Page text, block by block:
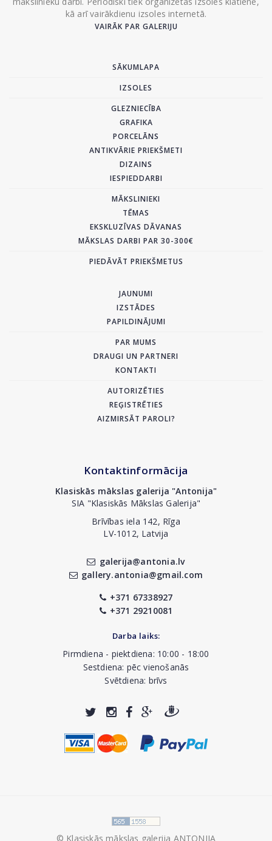
kā arī vairākdienu izsoles internetā.
VAIRĀK PAR GALERIJU
SĀKUMLAPA
IZSOLES
GLEZNIECĪBA
GRAFIKA
PORCELĀNS
ANTIKVĀRIE PRIEKŠMETI
DIZAINS
IESPIEDDARBI
MĀKSLINIEKI
TĒMAS
EKSKLUZĪVAS DĀVANAS
MĀKSLAS DARBI PAR 30-300€
PIEDĀVĀT PRIEKŠMETUS
JAUNUMI
IZSTĀDES
PAPILDINĀJUMI
PAR MUMS
DRAUGI UN PARTNERI
KONTAKTI
AUTORIZĒTIES
REĢISTRĒTIES
AIZMIRSĀT PAROLI?
Kontaktinformācija
Klasiskās mākslas galerija "Antonija"
SIA "Klasiskās Mākslas Galerija"
Brīvības iela 142, Rīga
LV-1012, Latvija
galerija@antonia.lv
gallery.antonia@gmail.com
+371 67338927
+371 29210081
Darba laiks:
Pirmdiena - piektdiena: 10:00 - 18:00
Sestdiena: pēc vienošanās
Svētdiena: brīvs
© Klasiskās mākslas galerija ANTONIJA